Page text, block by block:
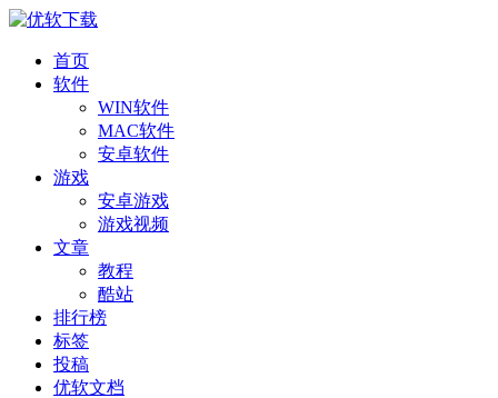
首页
软件
WIN软件
MAC软件
安卓软件
游戏
安卓游戏
游戏视频
文章
教程
酷站
排行榜
标签
投稿
优软文档